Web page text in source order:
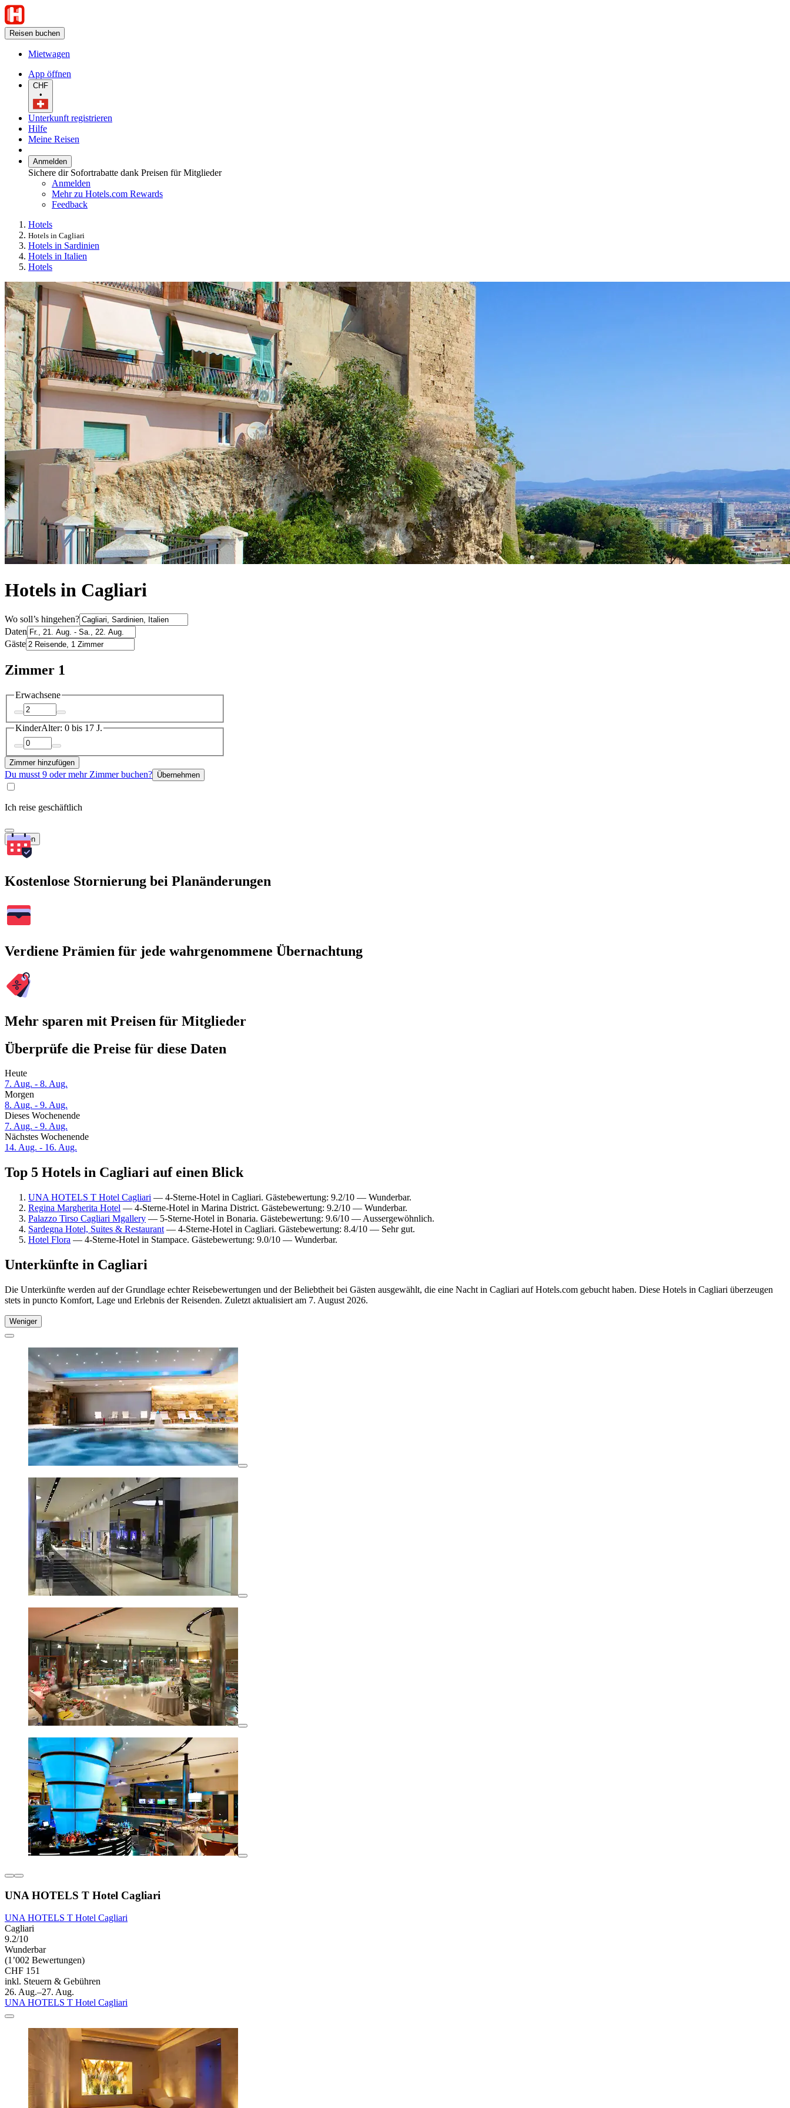
Reisen buchen
Mietwagen
App öffnen
CHF
•
Unterkunft registrieren
Hilfe
Meine Reisen
Anmelden
Sichere dir Sofortrabatte dank Preisen für Mitglieder
Anmelden
Mehr zu Hotels.com Rewards
Feedback
Hotels
Hotels in Cagliari
Hotels in Sardinien
Hotels in Italien
Hotels
Hotels in Cagliari
Wo soll’s hingehen?
Daten
Gäste
Zimmer 1
Erwachsene
KinderAlter: 0 bis 17 J.
Zimmer hinzufügen
Du musst 9 oder mehr Zimmer buchen? Übernehmen
Ich reise geschäftlich
Suchen
Kostenlose Stornierung bei Planänderungen
Verdiene Prämien für jede wahrgenommene Übernachtung
Mehr sparen mit Preisen für Mitglieder
Überprüfe die Preise für diese Daten
Heute
7. Aug. - 8. Aug.
Morgen
8. Aug. - 9. Aug.
Dieses Wochenende
7. Aug. - 9. Aug.
Nächstes Wochenende
14. Aug. - 16. Aug.
Top 5 Hotels in Cagliari auf einen Blick
UNA HOTELS T Hotel Cagliari — 4-Sterne-Hotel in Cagliari. Gästebewertung: 9.2/10 — Wunderbar.
Regina Margherita Hotel — 4-Sterne-Hotel in Marina District. Gästebewertung: 9.2/10 — Wunderbar.
Palazzo Tirso Cagliari Mgallery — 5-Sterne-Hotel in Bonaria. Gästebewertung: 9.6/10 — Aussergewöhnlich.
Sardegna Hotel, Suites & Restaurant — 4-Sterne-Hotel in Cagliari. Gästebewertung: 8.4/10 — Sehr gut.
Hotel Flora — 4-Sterne-Hotel in Stampace. Gästebewertung: 9.0/10 — Wunderbar.
Unterkünfte in Cagliari
Die Unterkünfte werden auf der Grundlage echter Reisebewertungen und der Beliebtheit bei Gästen ausgewählt, die eine Nacht in Cagliari auf Hotels.com gebucht haben. Diese Hotels in Cagliari überzeugen
stets in puncto Komfort, Lage und Erlebnis der Reisenden. Zuletzt aktualisiert am 7. August 2026.
Weniger
UNA HOTELS T Hotel Cagliari
UNA HOTELS T Hotel Cagliari
Cagliari
9.2/10
Wunderbar
(1’002 Bewertungen)
CHF 151
inkl. Steuern & Gebühren
26. Aug.–27. Aug.
UNA HOTELS T Hotel Cagliari